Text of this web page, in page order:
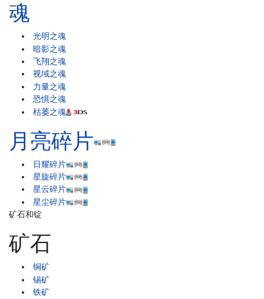
魂
光明之魂
暗影之魂
飞翔之魂
视域之魂
力量之魂
恐惧之魂
枯萎之魂
月亮碎片
日耀碎片
星旋碎片
星云碎片
星尘碎片
矿石和锭
矿石
铜矿
锡矿
铁矿